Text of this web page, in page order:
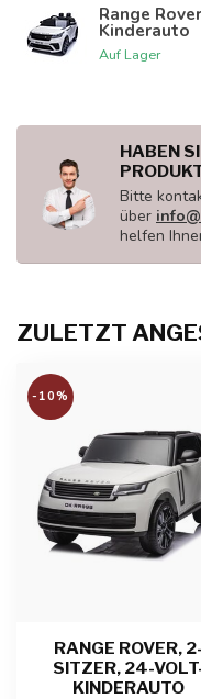
Range
Kinderauto
Auf Lager
HABEN
Bitte
über
helfen
ZULETZT
-10%
RANGE ROVER, 2-
SITZER, 24-
KINDERAUTO